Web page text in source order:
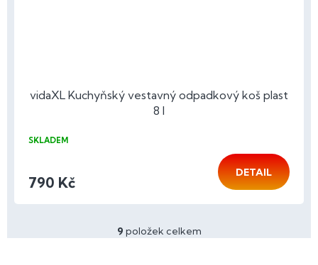
vidaXL Kuchyňský vestavný odpadkový koš plast
8 l
SKLADEM
790 Kč
DETAIL
O
9 položek celkem